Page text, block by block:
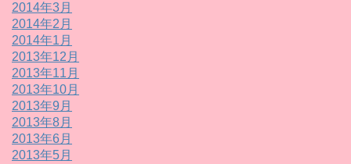
2014年3月
2014年2月
2014年1月
2013年12月
2013年11月
2013年10月
2013年9月
2013年8月
2013年6月
2013年5月